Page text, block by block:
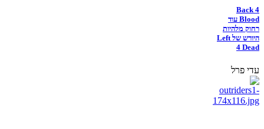
Back 4
Blood עוד
רחוק מלהיות
היורש של Left
4 Dead
עדי פרל